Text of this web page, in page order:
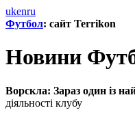
ukenru
Футбол: сайт Terrikon
Новини
Ворскла: Зараз один із
діяльності клубу